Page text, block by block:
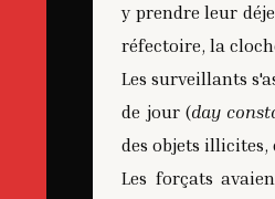
y prendre leur
réfectoire, la
Les surveillants
de jour (day
des objets illicites,
Les forçats